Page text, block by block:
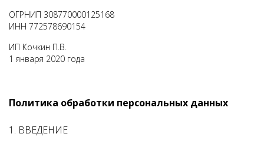
ОГРНИП 308770000125168
ИНН 772578690154
ИП Кочкин П.В.
1 января 2020 года
Политика обработки персональных данных
1. ВВЕДЕНИЕ